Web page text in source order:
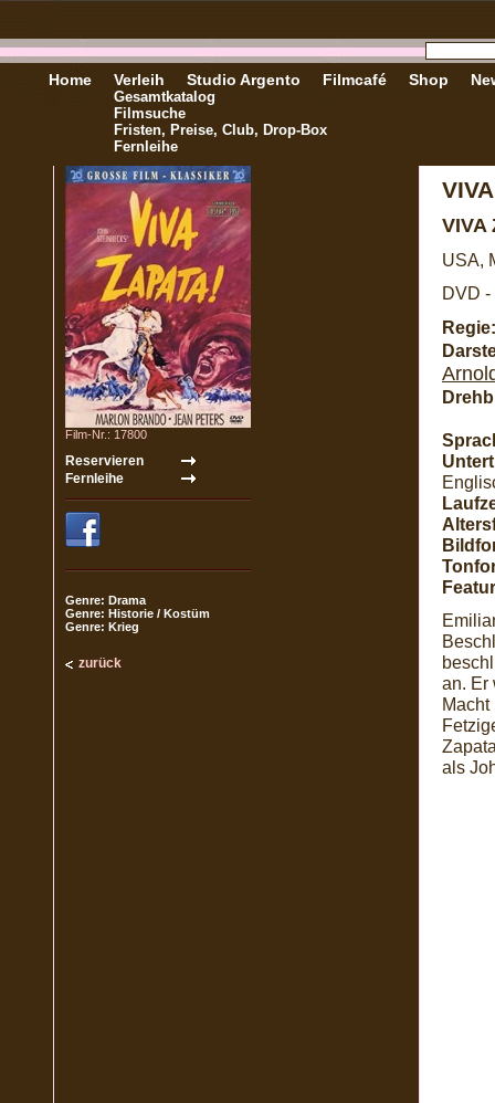
Home Verleih
Gesamtkatalog
Filmsuche
Fristen, Preise, Club, Drop-Box
Fernleihe
Studio Argento Filmcafé Shop
Film-Nr.: 17800
Genre: Drama
Genre: Historie / Kostüm
Genre: Krieg
zurück
VIVA
USA,
DVD -
Regie:
an. Er
Macht
als